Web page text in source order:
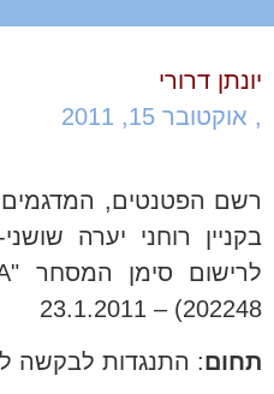
יונתן דרורי
, אוקטובר 15, 2011
רשם הפטנטים,
בקניין רוחני יערה
202248) – 23.1.2011
תחום: התנגדות לבקשה